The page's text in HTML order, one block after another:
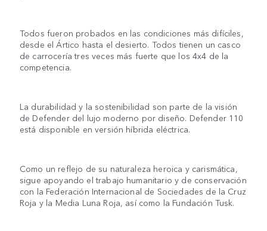
Todos fueron probados en las condiciones más difíciles,
desde el Ártico hasta el desierto. Todos tienen un casco
de carrocería tres veces más fuerte que los 4x4 de la
competencia.
La durabilidad y la sostenibilidad son parte de la visión
de Defender del lujo moderno por diseño. Defender 110
está disponible en versión híbrida eléctrica.
Como un reflejo de su naturaleza heroica y carismática,
sigue apoyando el trabajo humanitario y de conservación
con la Federación Internacional de Sociedades de la Cruz
Roja y la Media Luna Roja, así como la Fundación Tusk.